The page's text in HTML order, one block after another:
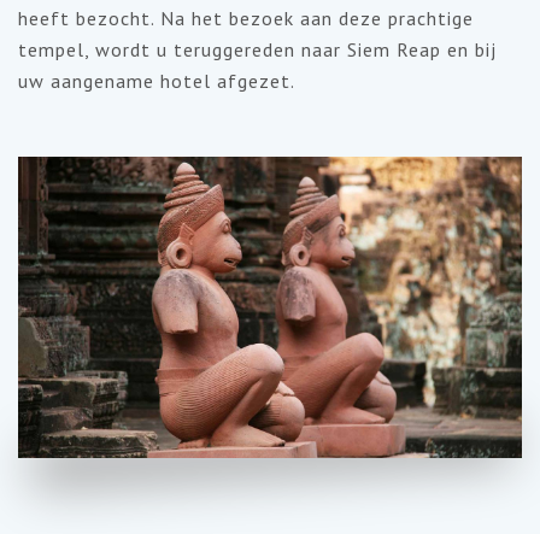
heeft bezocht. Na het bezoek aan deze prachtige
tempel, wordt u teruggereden naar Siem Reap en bij
uw aangename hotel afgezet.